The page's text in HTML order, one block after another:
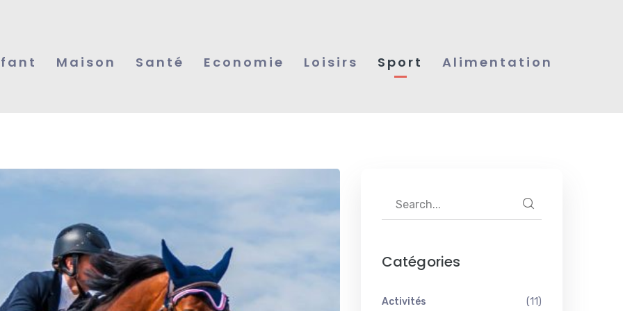
Maison Santé Economie Loisirs Sport Alimentation
Catégories
Activités (11)